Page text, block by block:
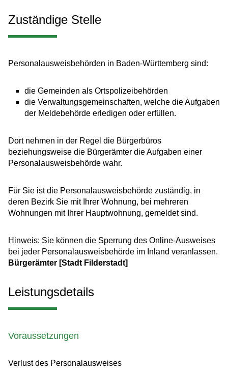
Zuständige Stelle
Personalausweisbehörden in Baden-Württemberg sind:
die Gemeinden als Ortspolizeibehörden
die Verwaltungsgemeinschaften, welche die Aufgaben
der Meldebehörde erledigen oder erfüllen.
Dort nehmen in der Regel die Bürgerbüros
beziehungsweise die Bürgerämter die Aufgaben einer
Personalausweisbehörde wahr.
Für Sie ist die Personalausweisbehörde zuständig, in
deren Bezirk Sie mit Ihrer Wohnung, bei mehreren
Wohnungen mit Ihrer Hauptwohnung, gemeldet sind.
Hinweis: Sie können die Sperrung des Online-Ausweises
bei jeder Personalausweisbehörde im Inland veranlassen.
Bürgerämter [Stadt Filderstadt]
Leistungsdetails
Voraussetzungen
Verlust des Personalausweises